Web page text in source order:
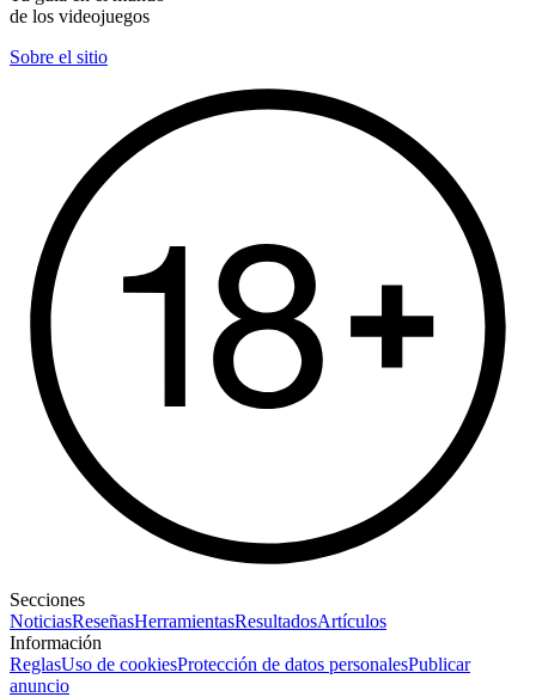
de los videojuegos
Sobre el sitio
Secciones
NoticiasReseñasHerramientasResultadosArtículos
Información
ReglasUso de cookiesProtección de datos personalesPublicar
anuncio